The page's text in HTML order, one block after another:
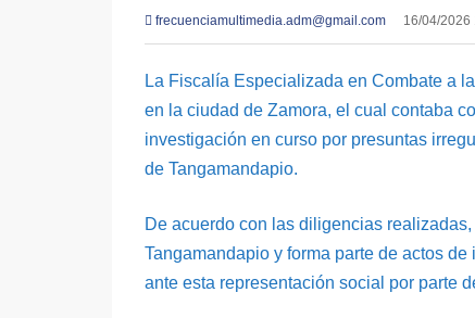
frecuenciamultimedia.adm@gmail.com 16/04/2026
La Fiscalía Especializada en Combate a
en la ciudad de Zamora, el cual contaba
investigación en curso por presuntas
de Tangamandapio.
De acuerdo con las diligencias
Tangamandapio y forma parte de actos
ante esta representación social por parte